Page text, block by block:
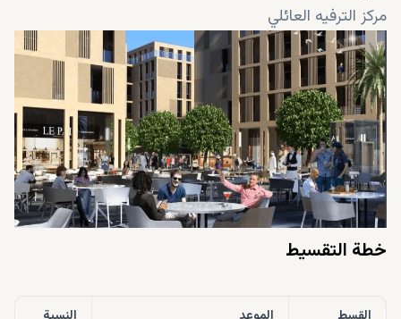
مركز الترفيه العائلي
منطقة الاطفال
منطقة البيع بالتجزئة
خطة التقسيط